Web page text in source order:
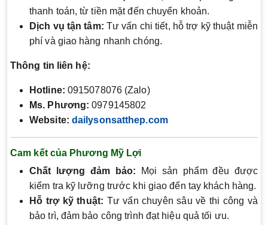
thanh toán, từ tiền mặt đến chuyển khoản.
Dịch vụ tận tâm: Tư vấn chi tiết, hỗ trợ kỹ thuật miễn
phí và giao hàng nhanh chóng.
Thông tin liên hệ:
Hotline: 0915078076 (Zalo)
Ms. Phương: 0979145802
Website: dailysonsatthep.com
Cam kết của Phương Mỹ Lợi
Chất lượng đảm bảo: Mọi sản phẩm đều được
kiểm tra kỹ lưỡng trước khi giao đến tay khách hàng.
Hỗ trợ kỹ thuật: Tư vấn chuyên sâu về thi công và
bảo trì, đảm bảo công trình đạt hiệu quả tối ưu.